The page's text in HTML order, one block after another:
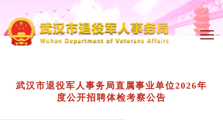
武汉市退役军人事务局直属事业单位2026年
度公开招聘体检考察公告